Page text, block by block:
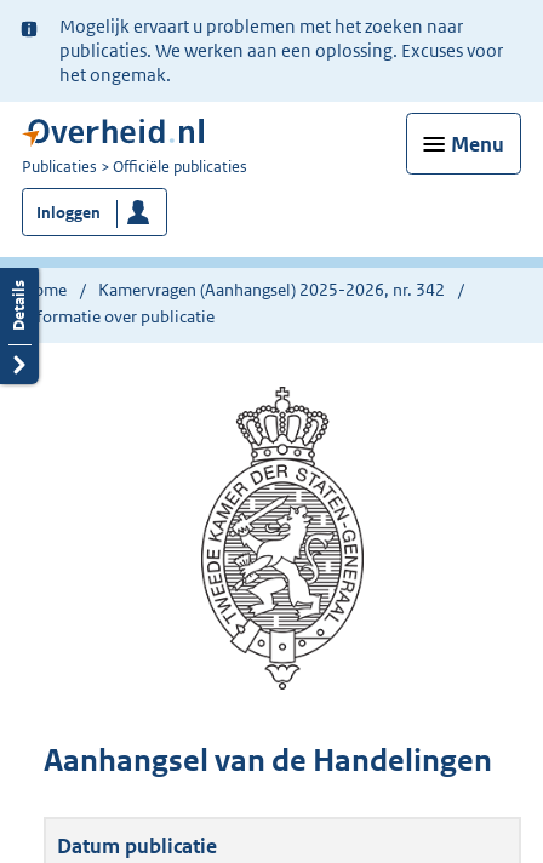
Ter
informatie:
Mogelijk ervaart u problemen met het zoeken naar
publicaties. We werken aan een oplossing. Excuses voor
het ongemak.
Menu
U
bent
nu
hier:
Publicaties Officiële publicaties
Inloggen
Home
Kamervragen (Aanhangsel) 2025-2026, nr. 342
Informatie over publicatie
Aanhangsel van de Handelingen